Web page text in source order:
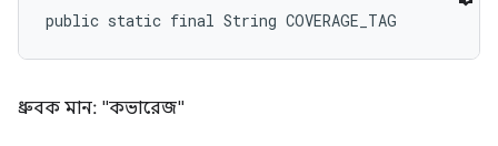
public static final String COVERAGE_TAG
ধ্রুবক মান: "কভারেজ"